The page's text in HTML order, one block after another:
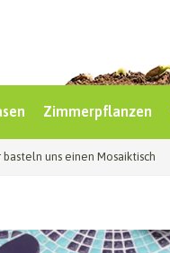
Zimmerpflanzen
basteln uns einen Mosaiktisch